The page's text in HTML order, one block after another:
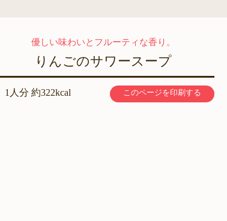
優しい味わいとフルーティな香り。
りんごのサワースープ
1人分 約322kcal このページを印刷する